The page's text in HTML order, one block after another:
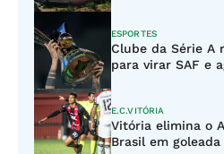
ESPORTES
Clube da Série A
para virar SAF e
E.C.VITÓRIA
Vitória elimina o
Brasil em goleada